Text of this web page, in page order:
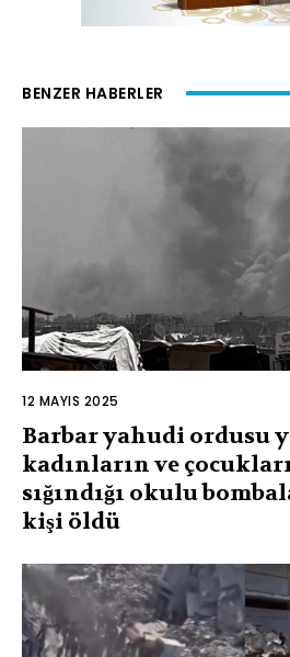
BENZER HABERLER
12 MAYIS 2025
Barbar yahudi ordusu
kadınların ve
sığındığı okulu
kişi öldü